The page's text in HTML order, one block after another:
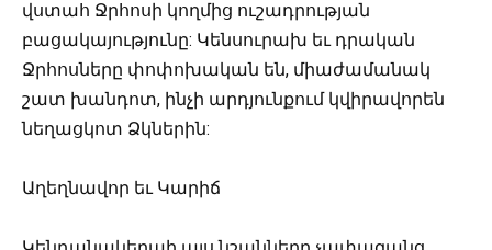
վստահ Ջրհոսի կողմից ուշադրության
բացակայությունը: Կենսուրախ եւ դրական
Ջրհոսները փոփոխական են, միաժամանակ
շատ խանդոտ, ինչի արդյունքում կվիրավորեն
նեղացկոտ Ձկներին:
Աղեղնավոր եւ Կարիճ